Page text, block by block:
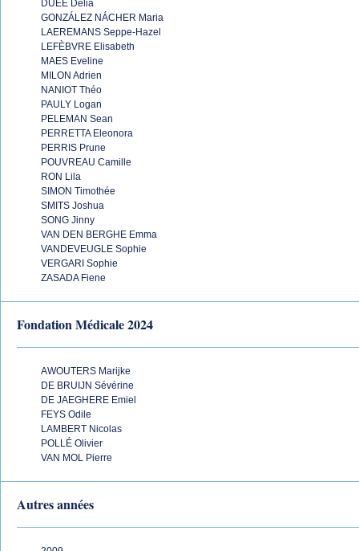
DUÉE Délia
GONZÁLEZ NÁCHER Maria
LAEREMANS Seppe-Hazel
LEFÈBVRE Elisabeth
MAES Eveline
MILON Adrien
NANIOT Théo
PAULY Logan
PELEMAN Sean
PERRETTA Eleonora
PERRIS Prune
POUVREAU Camille
RON Lila
SIMON Timothée
SMITS Joshua
SONG Jinny
VAN DEN BERGHE Emma
VANDEVEUGLE Sophie
VERGARI Sophie
ZASADA Fiene
Fondation Médicale 2024
AWOUTERS Marijke
DE BRUIJN Sévérine
DE JAEGHERE Emiel
FEYS Odile
LAMBERT Nicolas
POLLÉ Olivier
VAN MOL Pierre
Autres années